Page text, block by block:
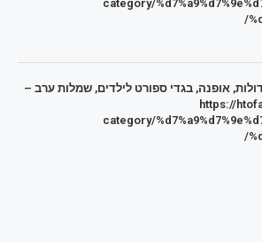
category/
אופנה, בגדי ספורט לילדים, שמלות ערב –
https://
category/